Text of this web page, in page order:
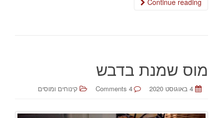
מוס שמנת בדבש
4 באוגוסט 2020 4 Comments קינוחים ומוסים